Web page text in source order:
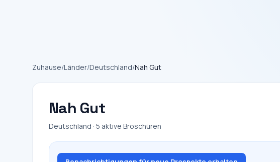
Zuhause/Länder/Deutschland/Nah Gut
Nah Gut
Deutschland · 5 aktive Broschüren